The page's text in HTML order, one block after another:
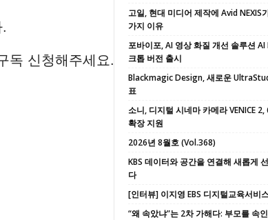
독 신청해주세요.
고일, 현대 미디어 제작에 Avid NEXIS
가지 이유
포바이포, AI 영상 화질 개선 솔루션 AI
크톱 버전 출시
Blackmagic Design, 새로운
표
소니, 디지털 시네마 카메라 VENICE
확장 지원
2026년 8월호 (Vol.368)
KBS 데이터와 공간을 연결해 새롭게
다
[인터뷰] 이지영 EBS 디지털교육서비
“왜 속았냐”는 2차 가해다: 부모를 속